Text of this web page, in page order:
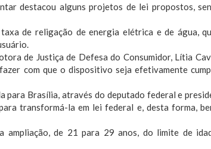
destacou alguns projetos de lei propostos,
de religação de energia elétrica e de água,
de Justiça de Defesa do Consumidor, Lítia
com que o dispositivo seja efetivamente
para Brasília, através do deputado federal e
transformá-la em lei federal e, desta forma,
ampliação, de 21 para 29 anos, do limite de